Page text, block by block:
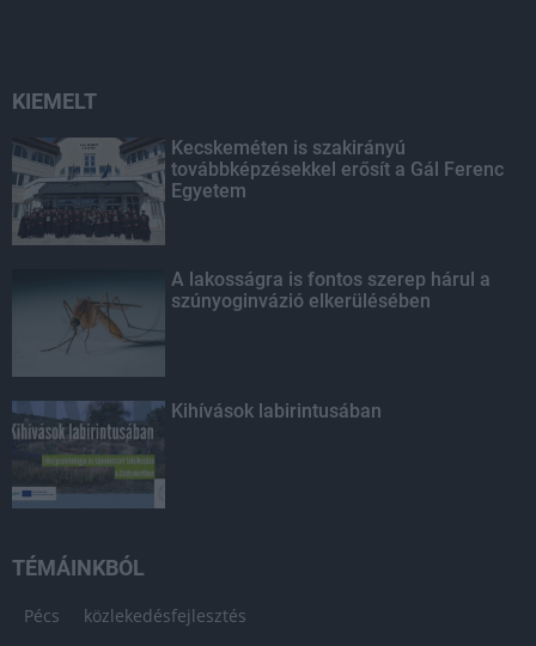
KIEMELT
Kecskeméten is szakirányú
továbbképzésekkel erősít a Gál Ferenc
Egyetem
A lakosságra is fontos szerep hárul a
szúnyoginvázió elkerülésében
Kihívások labirintusában
TÉMÁINKBÓL
Pécs közlekedésfejlesztés